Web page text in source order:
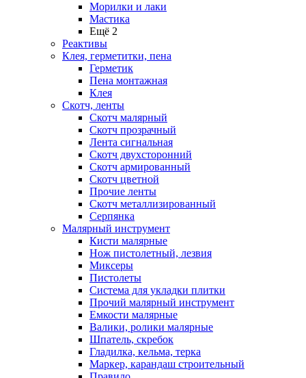
Морилки и лаки
Мастика
Ещё 2
Реактивы
Клея, герметитки, пена
Герметик
Пена монтажная
Клея
Скотч, ленты
Скотч малярный
Скотч прозрачный
Лента сигнальная
Скотч двухсторонний
Скотч армированный
Скотч цветной
Прочие ленты
Скотч металлизированный
Серпянка
Малярный инструмент
Кисти малярные
Нож пистолетный, лезвия
Миксеры
Пистолеты
Система для укладки плитки
Прочий малярный инструмент
Емкости малярные
Валики, ролики малярные
Шпатель, скребок
Гладилка, кельма, терка
Маркер, карандаш строительный